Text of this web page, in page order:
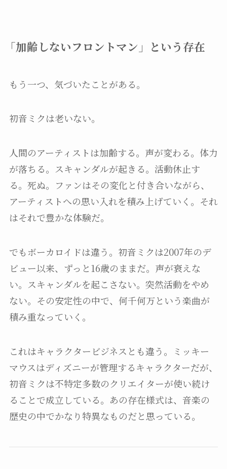
「加齢しないフロントマン」という存在
もう一つ、気づいたことがある。
初音ミクは老いない。
人間のアーティストは加齢する。声が変わる。体力
が落ちる。スキャンダルが起きる。活動休止す
る。死ぬ。ファンはその変化と付き合いながら、
アーティストへの思い入れを積み上げていく。それ
はそれで豊かな体験だ。
でもボーカロイドは違う。初音ミクは2007年のデ
ビュー以来、ずっと16歳のままだ。声が衰えな
い。スキャンダルを起こさない。突然活動をやめ
ない。その安定性の中で、何千何万という楽曲が
積み重なっていく。
これはキャラクタービジネスとも違う。ミッキー
マウスはディズニーが管理するキャラクターだが、
初音ミクは不特定多数のクリエイターが使い続け
ることで成立している。あの存在様式は、音楽の
歴史の中でかなり特異なものだと思っている。